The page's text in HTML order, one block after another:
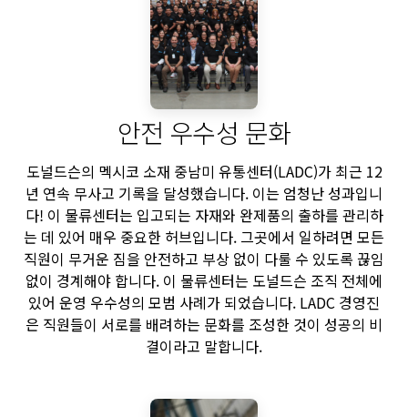
안전 우수성 문화
도널드슨의 멕시코 소재 중남미 유통센터(LADC)가 최근 12
년 연속 무사고 기록을 달성했습니다. 이는 엄청난 성과입니
다! 이 물류센터는 입고되는 자재와 완제품의 출하를 관리하
는 데 있어 매우 중요한 허브입니다. 그곳에서 일하려면 모든
직원이 무거운 짐을 안전하고 부상 없이 다룰 수 있도록 끊임
없이 경계해야 합니다. 이 물류센터는 도널드슨 조직 전체에
있어 운영 우수성의 모범 사례가 되었습니다. LADC 경영진
은 직원들이 서로를 배려하는 문화를 조성한 것이 성공의 비
결이라고 말합니다.